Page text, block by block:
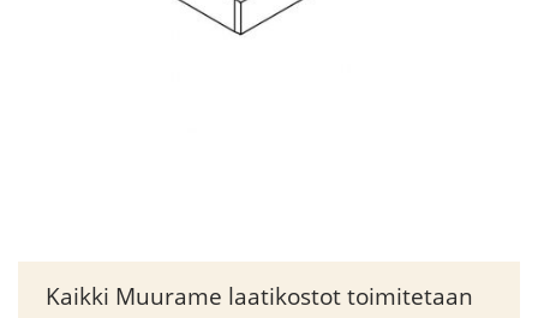
Kaikki Muurame laatikostot toimitetaan